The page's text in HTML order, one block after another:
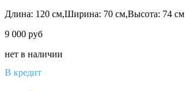
Длина: 120 см,Ширина: 70 см,Высота: 74 см
9 000 руб
нет в наличии
В кредит